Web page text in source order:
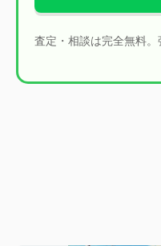
査定・相談は完全無料。